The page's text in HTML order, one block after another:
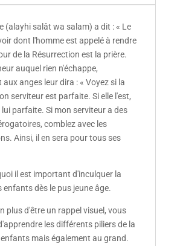
(alayhi salât wa salam) a dit : « Le
dont l'homme est appelé à rendre
de la Résurrection est la prière.
auquel rien n'échappe,
aux anges leur dira : « Voyez si la
serviteur est parfaite. Si elle l'est,
lui parfaite. Si mon serviteur a des
comblez avec les
Ainsi, il en sera pour tous ses
il est important d'inculquer la
enfants dès le pus jeune âge.
plus d'être un rappel visuel, vous
les différents piliers de la
mais également au grand.